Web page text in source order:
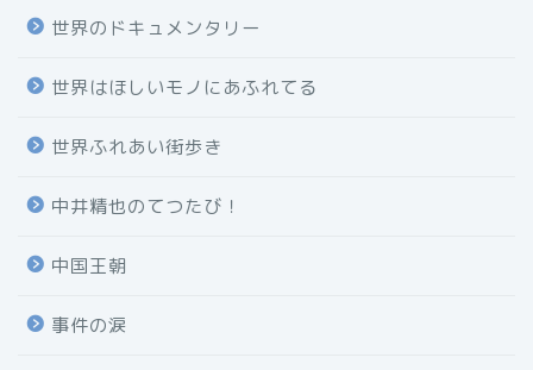
世界のドキュメンタリー
世界はほしいモノにあふれてる
世界ふれあい街歩き
中井精也のてつたび！
中国王朝
事件の涙